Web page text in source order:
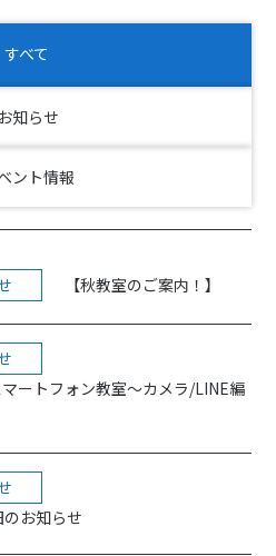
すべて
お知らせ
ント情報
【秋教室のご案内！】
ートフォン教室～カメラ/LINE編
のお知らせ